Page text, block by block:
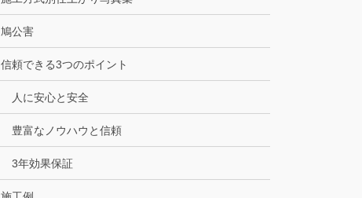
鳩公害
信頼できる3つのポイント
人に安心と安全
豊富なノウハウと信頼
3年効果保証